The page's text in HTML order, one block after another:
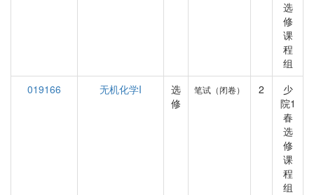
选
修
课
程
组
019166
无机化学I
选
修
笔试（闭卷） 2
少
院1
春
选
修
课
程
组